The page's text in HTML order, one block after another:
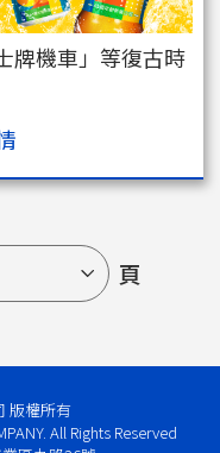
牌機車」等復古時
頁
版權所有
All Rights Reserved